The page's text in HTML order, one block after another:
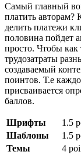
Самый главный
платить авторам?
делить платежи
половина пойдет
просто. Чтобы как
трудозатраты
создаваемый
поинтов. Т.е
присваивается
баллов.
Шрифты
1.5
Шаблоны
1.5
Темы
4